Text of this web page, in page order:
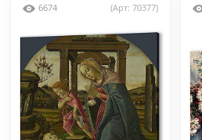
6674 (Арт: 70377)